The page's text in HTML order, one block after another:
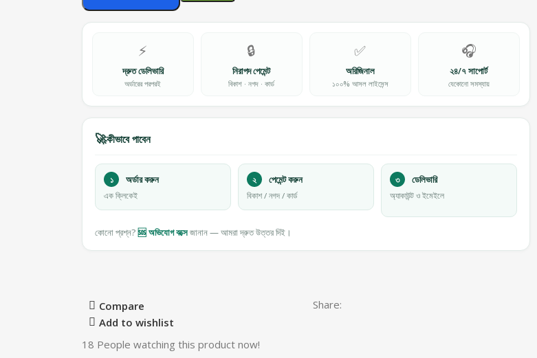
⚡
দ্রুত ডেলিভারি
অর্ডারের পরপরই
🔒
নিরাপদ পেমেন্ট
বিকাশ · নগদ · কার্ড
✅
অরিজিনাল
১০০% আসল লাইসেন্স
🎧
২৪/৭ সাপোর্ট
যেকোনো সমস্যায়
🚀কীভাবে পাবেন
১ অর্ডার করুন
এক ক্লিকেই
২ পেমেন্ট করুন
বিকাশ / নগদ / কার্ড
৩ ডেলিভারি
অ্যাকাউন্ট ও ইমেইলে
কোনো প্রশ্ন?🆘 অভিযোগ বক্সেজানান — আমরা দ্রুত উত্তর দিই।
Compare
Add to wishlist
Share:
18 People watching this product now!